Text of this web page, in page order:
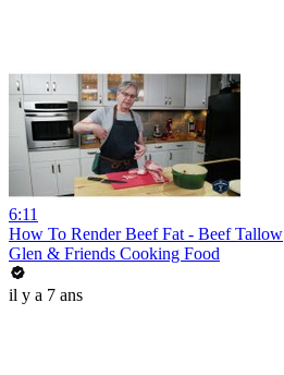
6:11
How To Render Beef Fat - Beef Tallow
Glen & Friends Cooking Food
il y a 7 ans